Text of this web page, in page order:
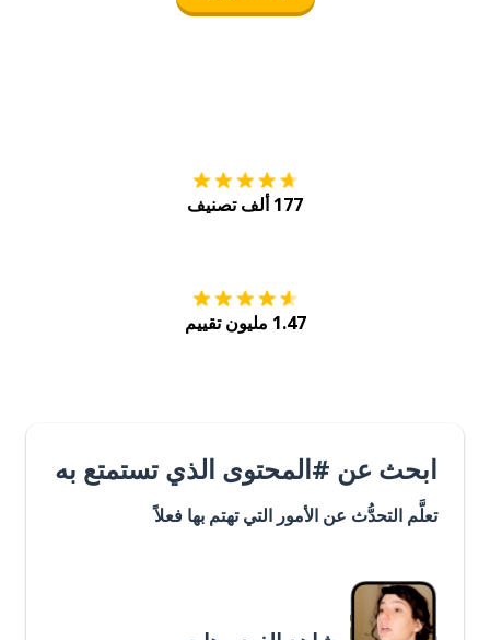
177 ألف تصنيف
1.47 مليون تقييم
ابحث عن #المحتوى الذي تستمتع به
تعلَّم التحدُّث عن الأمور التي تهتم بها فعلاً